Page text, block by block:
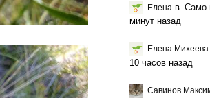
Елена в Само
минут назад
Елена Михеева
10 часов назад
Савинов